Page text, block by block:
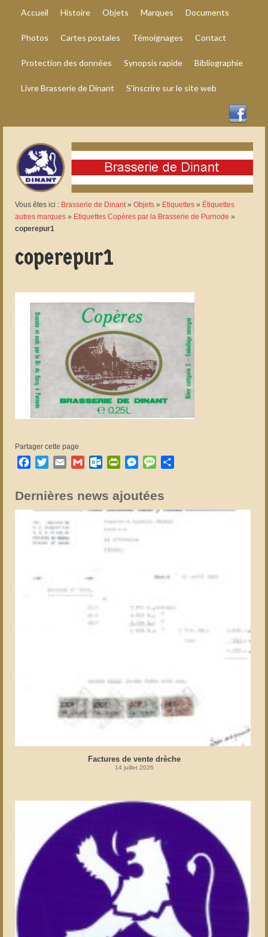
Accueil Histoire Objets Marques Documents
Photos Cartes postales Témoignages Contact
Protection des données Synopsis rapide Bibliographie
Livre Brasserie de Dinant S’inscrire sur le site web
Vous êtes ici : Brasserie de Dinant» Objets » Etiquettes » Étiquettes
autres marques » Etiquettes Copères par la Brasserie de Purnode »
coperepur1
coperepur1
Partager cette page
Facebook
TwitterEmail GmailOutlook.com
PrintFriendly
Messenger
Message
Dernières news ajoutées
Factures de vente drèche
14 juillet 2026